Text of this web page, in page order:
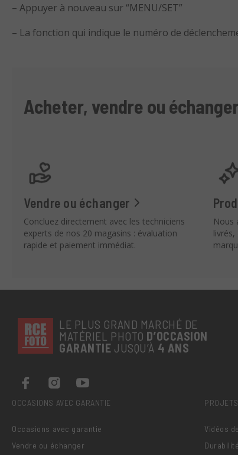
– Appuyer à nouveau sur “MENU/SET”
– La fonction qui indique le numéro de
Acheter, vendre ou
Vendre ou échanger
Concluez directement avec les techniciens
experts de nos 20 magasins : évaluation
rapide et paiement immédiat.
Nous
LE PLUS GRAND MARCHÉ DE
MATÉRIEL PHOTO D’OCCASION
GARANTIE JUSQU’À 4 ANS
OCCASIONS AVEC GARANTIE
Occasions avec garantie
Vendre ou échanger
PROJETS
Vidéos